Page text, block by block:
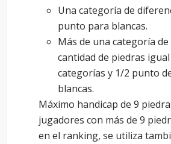
Una categoría de
punto para blancas.
Más de una categoría
cantidad de piedras
categorías y 1/2 punto
blancas.
Máximo handicap de 9
jugadores con más de 9
en el ranking, se utiliza